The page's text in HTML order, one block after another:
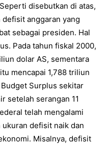
disebutkan di atas,
anggaran yang
sebagai presiden. Hal
Pada tahun fiskal 2000,
dolar AS, sementara
mencapai 1,788 triliun
Surplus sekitar
setelah serangan 11
telah mengalami
defisit naik dan
Misalnya, defisit